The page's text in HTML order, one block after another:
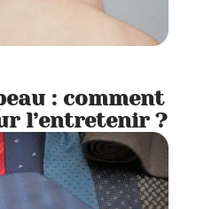
: comment
l’entretenir ?